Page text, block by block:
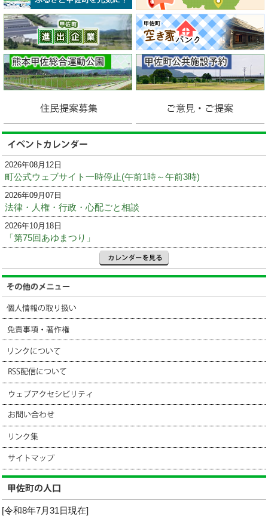
2026年08月12日
町公式ウェブサイト一時停止(午前1時～午前3時)
2026年09月07日
法律・人権・行政・心配ごと相談
2026年10月18日
「第75回あゆまつり」
[令和8年7月31日現在]